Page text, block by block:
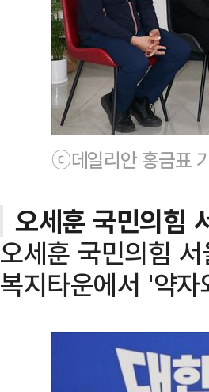
ⓒ데일리안 홍금표
오세훈 국민의힘
오세훈 국민의힘
복지타운에서 '약